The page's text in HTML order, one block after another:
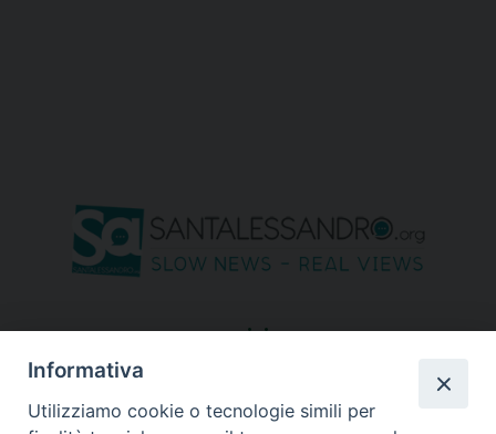
seguici su
Informativa
Utilizziamo cookie o tecnologie simili per